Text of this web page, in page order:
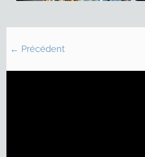
← Précédent